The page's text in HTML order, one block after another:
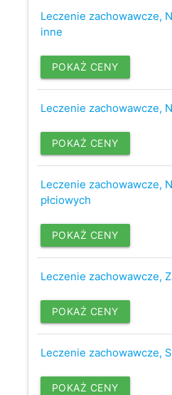
Leczenie zachowawcze,
inne
POKAŻ CENY
Leczenie zachowawcze,
POKAŻ CENY
Leczenie zachowawcze,
płciowych
POKAŻ CENY
Leczenie zachowawcze,
POKAŻ CENY
Leczenie zachowawcze,
POKAŻ CENY